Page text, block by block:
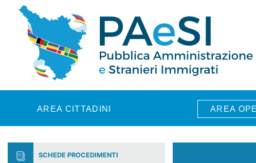
Skip to main content
AREA CITTADINI AREA
SCHEDE PROCEDIMENTI